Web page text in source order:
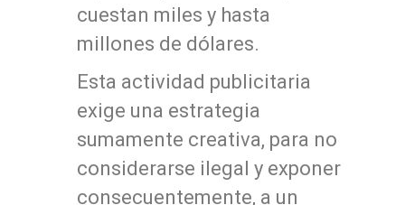
cuestan miles y hasta
millones de dólares.
Esta actividad publicitaria
exige una estrategia
sumamente creativa, para no
considerarse ilegal y exponer
consecuentemente, a un